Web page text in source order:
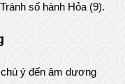
số hành Hỏa (9).
ý đến âm dương